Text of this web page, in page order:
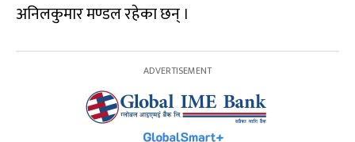
अनिलकुमार मण्डल रहेका छन् ।